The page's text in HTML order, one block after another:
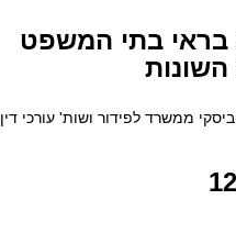
בתי המשפט
השונות
ממשרד לפידור ושות' עורכי דין